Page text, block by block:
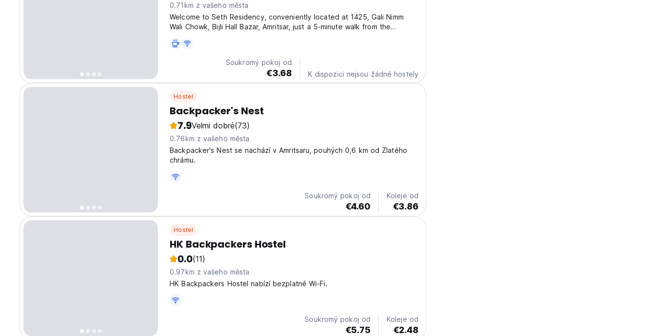
0.71km z vašeho města
Welcome to Seth Residency, conveniently located at 1425, Gali Nimm
Wali Chowk, Bijli Hall Bazar, Amritsar, just a 5-minute walk from the
rooms, each equipped with an attached washroom and...
Soukromý pokoj od
€3.68 K dispozici nejsou žádné hostely
Hostel
Backpacker's Nest
7.9Velmi dobré(73)
0.76km z vašeho města
Backpacker's Nest se nachází v Amritsaru, pouhých 0,6 km od Zlatého
chrámu.
Soukromý pokoj od
€4.60
Koleje od
€3.86
Hostel
HK Backpackers Hostel
0.0(11)
0.97km z vašeho města
HK Backpackers Hostel nabízí bezplatné Wi-Fi.
Soukromý pokoj od
€5.75
Koleje od
€2.48